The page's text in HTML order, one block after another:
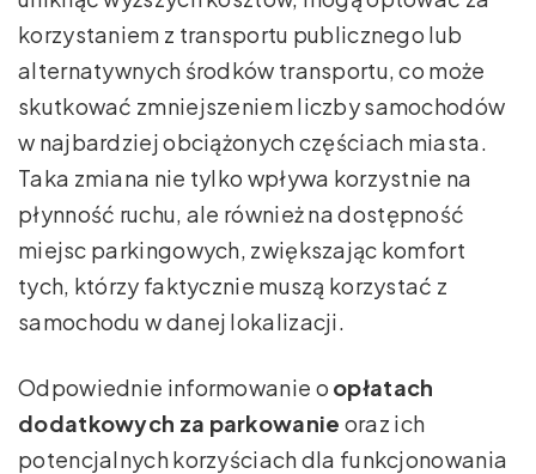
korzystaniem z transportu publicznego lub
alternatywnych środków transportu, co może
skutkować zmniejszeniem liczby samochodów
w najbardziej obciążonych częściach miasta.
Taka zmiana nie tylko wpływa korzystnie na
płynność ruchu, ale również na dostępność
miejsc parkingowych, zwiększając komfort
tych, którzy faktycznie muszą korzystać z
samochodu w danej lokalizacji.
Odpowiednie informowanie o opłatach
dodatkowych za parkowanie oraz ich
potencjalnych korzyściach dla funkcjonowania